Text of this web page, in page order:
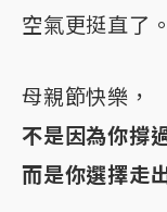
空氣更挺直了。
母親節快樂，
不是因為你撐
而是你選擇走